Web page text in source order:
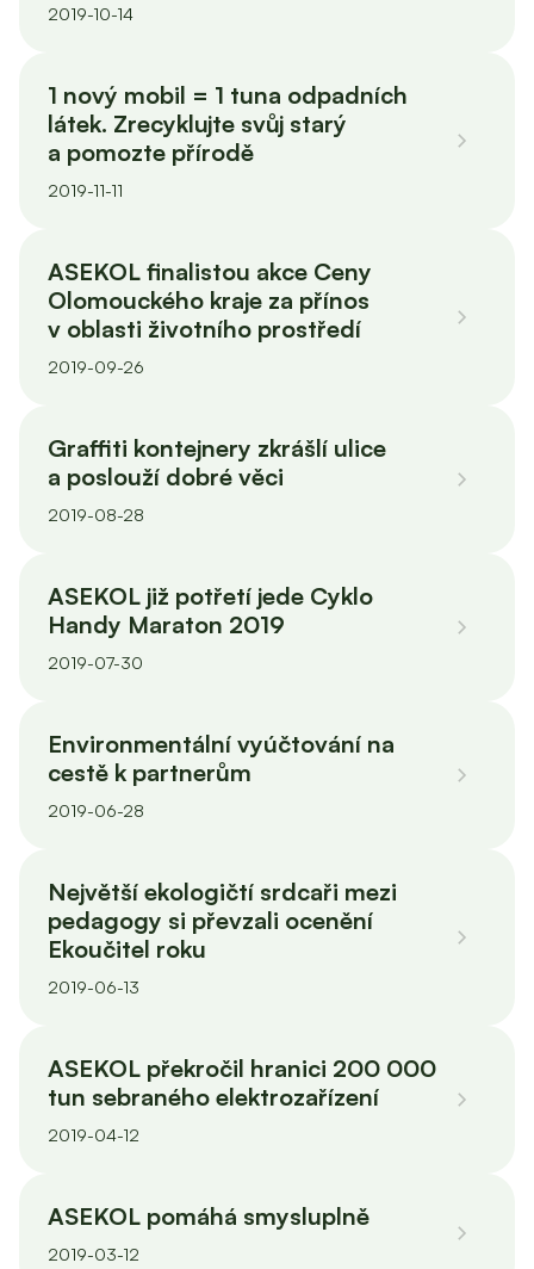
2019-10-14
1 nový mobil = 1 tuna odpadních
látek. Zrecyklujte svůj starý
a pomozte přírodě
2019-11-11
ASEKOL finalistou akce Ceny
Olomouckého kraje za přínos
v oblasti životního prostředí
2019-09-26
Graffiti kontejnery zkrášlí ulice
a poslouží dobré věci
2019-08-28
ASEKOL již potřetí jede Cyklo
Handy Maraton 2019
2019-07-30
Environmentální vyúčtování na
cestě k partnerům
2019-06-28
Největší ekologičtí srdcaři mezi
pedagogy si převzali ocenění
Ekoučitel roku
2019-06-13
ASEKOL překročil hranici 200 000
tun sebraného elektrozařízení
2019-04-12
ASEKOL pomáhá smysluplně
2019-03-12